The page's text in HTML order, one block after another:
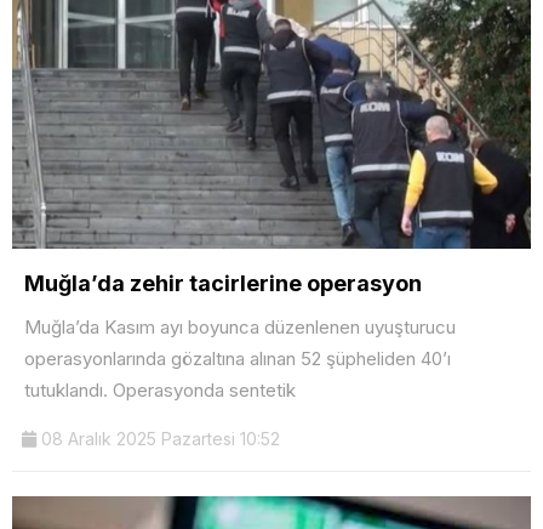
Muğla’da zehir tacirlerine operasyon
Muğla’da Kasım ayı boyunca düzenlenen uyuşturucu
operasyonlarında gözaltına alınan 52 şüpheliden 40’ı
tutuklandı. Operasyonda sentetik
08 Aralık 2025 Pazartesi 10:52